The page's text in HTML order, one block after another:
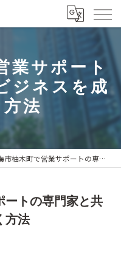
業サポート
ジネスを成
法
木町で営業サポートの専門家と共にビジネスを成功に導く方法
ートの専門家と共
方法